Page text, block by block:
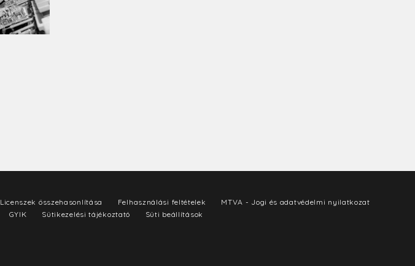
Licenszek összehasonlítása Felhasználási feltételek
MTVA - Jogi és adatvédelmi nyilatkozat
GYIK Sütikezelési tájékoztató Süti beállítások